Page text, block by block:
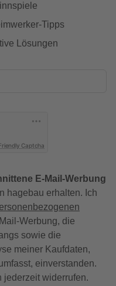
Tipps
Lösungen
Captcha
E-Mail-Werbung
hagebau erhalten. Ich
Werbung, die
sowie die
meiner Kaufdaten,
einverstanden.
jederzeit widerrufen.